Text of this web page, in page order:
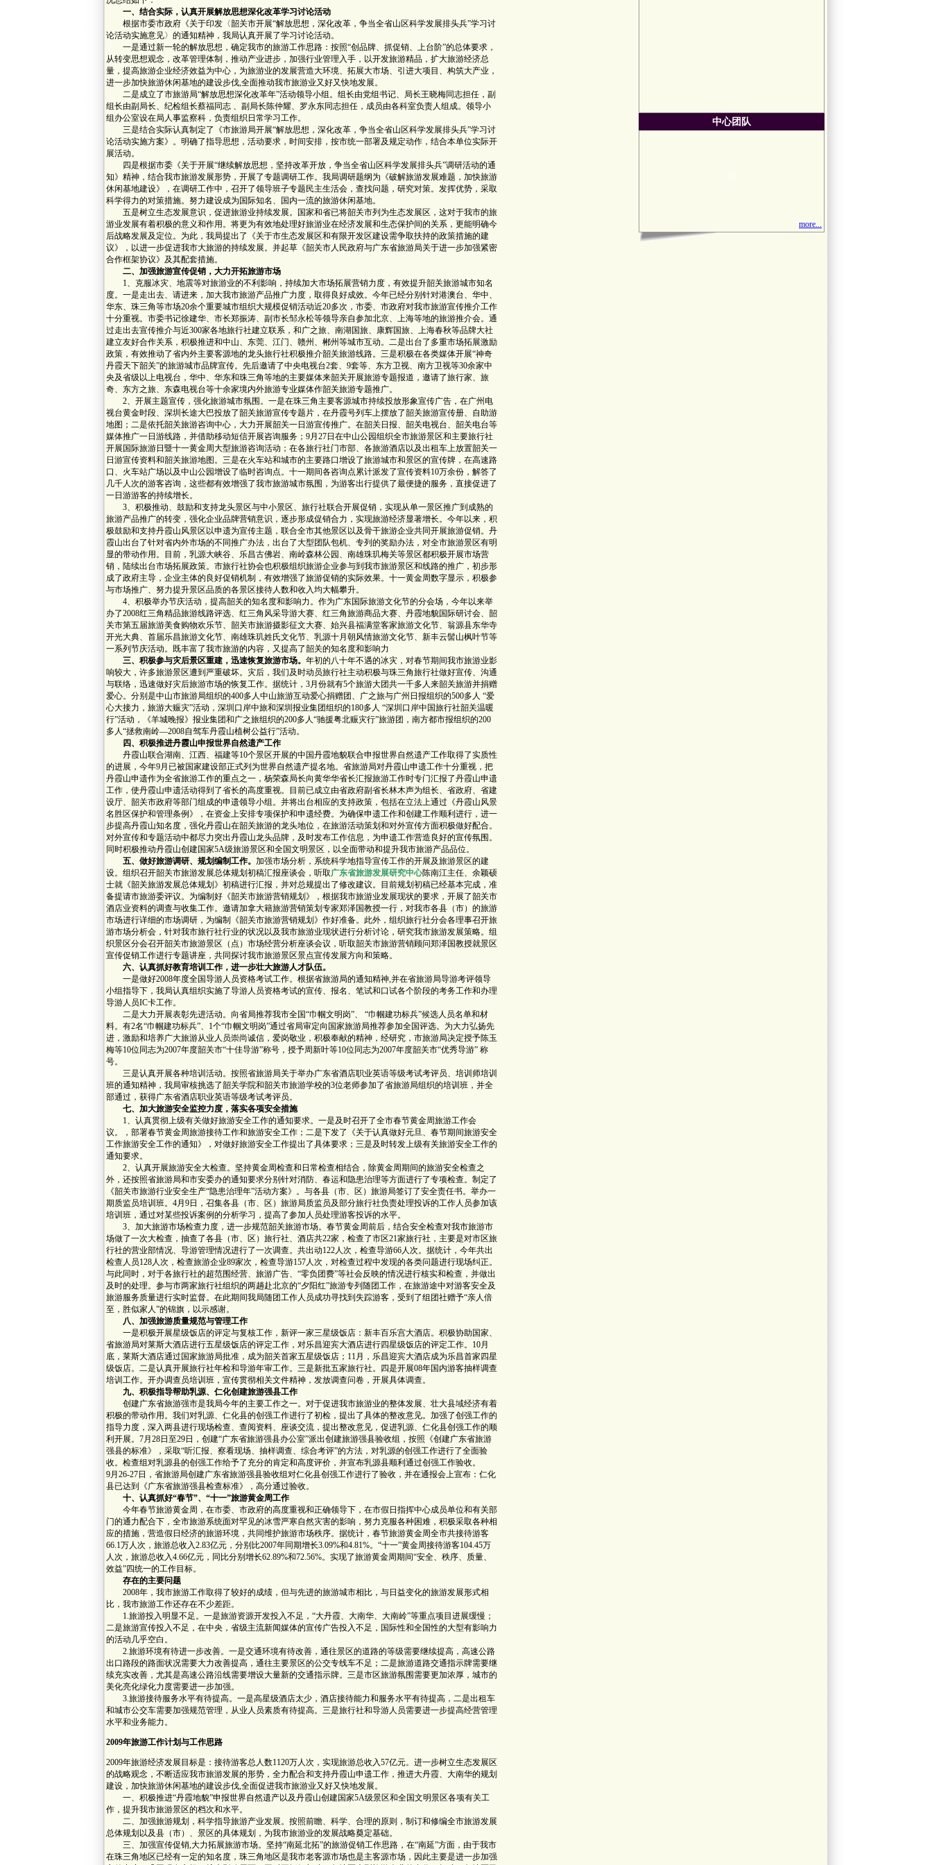
一、结合实际，认真开展解放思想深化改革学习讨论活动
根据市委市政府《关于印发〈韶关市开展“解放思想，深化改革，争当全省山区科学发展排头兵”学习讨
论活动实施意见〉的通知精神，我局认真开展了学习讨论活动。
一是通过新一轮的解放思想，确定我市的旅游工作思路：按照“创品牌、抓促销、上台阶”的总体要求，
从转变思想观念，改革管理体制，推动产业进步，加强行业管理入手，以开发旅游精品，扩大旅游经济总
量，提高旅游企业经济效益为中心，为旅游业的发展营造大环境、拓展大市场、引进大项目、构筑大产业，
进一步加快旅游休闲基地的建设步伐,全面推动我市旅游业又好又快地发展。
二是成立了市旅游局“解放思想深化改革年”活动领导小组。组长由党组书记、局长王晓梅同志担任，副
组长由副局长、纪检组长蔡福同志 、副局长陈仲耀、罗永东同志担任，成员由各科室负责人组成。领导小
组办公室设在局人事监察科，负责组织日常学习工作。
三是结合实际认真制定了《市旅游局开展“解放思想，深化改革，争当全省山区科学发展排头兵”学习讨
论活动实施方案》。明确了指导思想，活动要求，时间安排，按市统一部署及规定动作，结合本单位实际开
展活动。
四是根据市委《关于开展“继续解放思想，坚持改革开放，争当全省山区科学发展排头兵”调研活动的通
知》精神，结合我市旅游发展形势，开展了专题调研工作。我局调研题纲为《破解旅游发展难题，加快旅游
休闲基地建设》，在调研工作中，召开了领导班子专题民主生活会，查找问题，研究对策。发挥优势，采取
科学得力的对策措施。努力建设成为国际知名、国内一流的旅游休闲基地。
五是树立生态发展意识，促进旅游业持续发展。国家和省已将韶关市列为生态发展区，这对于我市的旅
游业发展有着积极的意义和作用。将更为有效地处理好旅游业在经济发展和生态保护间的关系，更能明确今
后战略发展及定位。为此，我局提出了《关于市生态发展区和有限开发区建设需争取扶持的政策措施的建
议》，以进一步促进我市大旅游的持续发展。并起草《韶关市人民政府与广东省旅游局关于进一步加强紧密
合作框架协议》及其配套措施。
二、加强旅游宣传促销，大力开拓旅游市场
1、克服冰灾、地震等对旅游业的不利影响，持续加大市场拓展营销力度，有效提升韶关旅游城市知名
度。一是走出去、请进来，加大我市旅游产品推广力度，取得良好成效。今年已经分别针对港澳台、华中、
华东、珠三角等市场20余个重要城市组织大规模促销活动近20多次，市委、市政府对我市旅游宣传推介工作
十分重视。市委书记徐建华、市长郑振涛、副市长邹永松等领导亲自参加北京、上海等地的旅游推介会。通
过走出去宣传推介与近300家各地旅行社建立联系，和广之旅、南湖国旅、康辉国旅、上海春秋等品牌大社
建立友好合作关系，积极推进和中山、东莞、江门、赣州、郴州等城市互动。二是出台了多重市场拓展激励
政策，有效推动了省内外主要客源地的龙头旅行社积极推介韶关旅游线路。三是积极在各类媒体开展“神奇
丹霞天下韶关”的旅游城市品牌宣传。先后邀请了中央电视台2套、9套等、东方卫视、南方卫视等30余家中
央及省级以上电视台，华中、华东和珠三角等地的主要媒体来韶关开展旅游专题报道，邀请了旅行家、旅
奇、东方之旅、东森电视台等十余家境内外旅游专业媒体作韶关旅游专题推广。
2、开展主题宣传，强化旅游城市氛围。一是在珠三角主要客源城市持续投放形象宣传广告，在广州电
视台黄金时段、深圳长途大巴投放了韶关旅游宣传专题片，在丹霞号列车上摆放了韶关旅游宣传册、自助游
地图；二是依托韶关旅游咨询中心，大力开展韶关一日游宣传推广。在韶关日报、韶关电视台、韶关电台等
媒体推广一日游线路，并借助移动短信开展咨询服务；9月27日在中山公园组织全市旅游景区和主要旅行社
开展国际旅游日暨十一黄金周大型旅游咨询活动；在各旅行社门市部、各旅游酒店以及出租车上放置韶关一
日游宣传资料和韶关旅游地图。三是在火车站和城市的主要路口增设了旅游城市和景区的宣传牌，在高速路
口、火车站广场以及中山公园增设了临时咨询点。十一期间各咨询点累计派发了宣传资料10万余份，解答了
几千人次的游客咨询，这些都有效增强了我市旅游城市氛围，为游客出行提供了最便捷的服务，直接促进了
一日游游客的持续增长。
3、积极推动、鼓励和支持龙头景区与中小景区、旅行社联合开展促销，实现从单一景区推广到成熟的
旅游产品推广的转变，强化企业品牌营销意识，逐步形成促销合力，实现旅游经济显著增长。今年以来，积
极鼓励和支持丹霞山风景区以申遗为宣传主题，联合全市其他景区以及骨干旅游企业共同开展旅游促销。丹
霞山出台了针对省内外市场的不同推广办法，出台了大型团队包机、专列的奖励办法，对全市旅游景区有明
显的带动作用。目前，乳源大峡谷、乐昌古佛岩、南岭森林公园、南雄珠玑梅关等景区都积极开展市场营
销，陆续出台市场拓展政策。市旅行社协会也积极组织旅游企业参与到我市旅游景区和线路的推广，初步形
成了政府主导，企业主体的良好促销机制，有效增强了旅游促销的实际效果。十一黄金周数字显示，积极参
与市场推广、努力提升景区品质的各景区接待人数和收入均大幅攀升。
4、积极举办节庆活动，提高韶关的知名度和影响力。作为广东国际旅游文化节的分会场，今年以来举
办了2008红三角精品旅游线路评选、红三角风采导游大赛、红三角旅游商品大赛、丹霞地貌国际研讨会、韶
关市第五届旅游美食购物欢乐节、韶关市旅游摄影征文大赛、始兴县福满堂客家旅游文化节、翁源县东华寺
开光大典、首届乐昌旅游文化节、南雄珠玑姓氏文化节、乳源十月朝风情旅游文化节、新丰云髻山枫叶节等
一系列节庆活动。既丰富了我市旅游的内容，又提高了韶关的知名度和影响力
三、积极参与灾后景区重建，迅速恢复旅游市场。 年初的八十年不遇的冰灾，对春节期间我市旅游业影
响较大，许多旅游景区遭到严重破坏。灾后，我们及时动员旅行社主动积极与珠三角旅行社做好宣传、沟通
与联络，迅速做好灾后旅游市场的恢复工作。据统计，3月份就有5个旅游大团共一千多人来韶关旅游并捐赠
爱心。分别是中山市旅游局组织的400多人中山旅游互动爱心捐赠团、广之旅与广州日报组织的500多人 “爱
心大接力，旅游大赈灾”活动，深圳口岸中旅和深圳报业集团组织的180多人 “深圳口岸中国旅行社韶关温暖
行”活动，《羊城晚报》报业集团和广之旅组织的200多人“驰援粤北赈灾行”旅游团，南方都市报组织的200
多人“拯救南岭—2008自驾车丹霞山植树公益行”活动。
四、积极推进丹霞山申报世界自然遗产工作
丹霞山联合湖南、江西、福建等10个景区开展的中国丹霞地貌联合申报世界自然遗产工作取得了实质性
的进展，今年9月已被国家建设部正式列为世界自然遗产提名地。省旅游局对丹霞山申遗工作十分重视，把
丹霞山申遗作为全省旅游工作的重点之一，杨荣森局长向黄华华省长汇报旅游工作时专门汇报了丹霞山申遗
工作，使丹霞山申遗活动得到了省长的高度重视。目前已成立由省政府副省长林木声为组长、省政府、省建
设厅、韶关市政府等部门组成的申遗领导小组。并将出台相应的支持政策，包括在立法上通过《丹霞山风景
名胜区保护和管理条例》，在资金上安排专项保护和申遗经费。为确保申遗工作和创建工作顺利进行，进一
步提高丹霞山知名度，强化丹霞山在韶关旅游的龙头地位，在旅游活动策划和对外宣传方面积极做好配合。
对外宣传和专题活动中都尽力突出丹霞山龙头品牌，及时发布工作信息，为申遗工作营造良好的宣传氛围。
同时积极推动丹霞山创建国家5A级旅游景区和全国文明景区，以全面带动和提升我市旅游产品品位。
五、做好旅游调研、规划编制工作。 加强市场分析，系统科学地指导宣传工作的开展及旅游景区的建
设。组织召开韶关市旅游发展总体规划初稿汇报座谈会，听取广东省旅游发展研究中心陈南江主任、余颖硕
士就《韶关旅游发展总体规划》初稿进行汇报，并对总规提出了修改建议。目前规划初稿已经基本完成，准
备提请市旅游委评议。为编制好《韶关市旅游营销规划》，根据我市旅游业发展现状的要求，开展了韶关市
酒店业资料的调查与收集工作。邀请加拿大籍旅游营销策划专家郑泽国教授一行，对我市各县（市）的旅游
市场进行详细的市场调研，为编制《韶关市旅游营销规划》作好准备。此外，组织旅行社分会各理事召开旅
游市场分析会，针对我市旅行社行业的状况以及我市旅游业现状进行分析讨论，研究我市旅游发展策略。组
织景区分会召开韶关市旅游景区（点）市场经营分析座谈会议，听取韶关市旅游营销顾问郑泽国教授就景区
宣传促销工作进行专题讲座，共同探讨我市旅游景区景点宣传发展方向和策略。
六、认真抓好教育培训工作，进一步壮大旅游人才队伍。
一是做好2008年度全国导游人员资格考试工作。根据省旅游局的通知精神,并在省旅游局导游考评领导
小组指导下，我局认真组织实施了导游人员资格考试的宣传、报名、笔试和口试各个阶段的考务工作和办理
导游人员IC卡工作。
二是大力开展表彰先进活动。向省局推荐我市全国“巾帼文明岗”、 “巾帼建功标兵”候选人员名单和材
料。有2名“巾帼建功标兵”、1个“巾帼文明岗”通过省局审定向国家旅游局推荐参加全国评选。为大力弘扬先
进，激励和培养广大旅游从业人员崇尚诚信，爱岗敬业，积极奉献的精神，经研究，市旅游局决定授予陈玉
梅等10位同志为2007年度韶关市“十佳导游”称号，授予周新叶等10位同志为2007年度韶关市“优秀导游” 称
号。
三是认真开展各种培训活动。按照省旅游局关于举办广东省酒店职业英语等级考试考评员、培训师培训
班的通知精神，我局审核挑选了韶关学院和韶关市旅游学校的3位老师参加了省旅游局组织的培训班，并全
部通过，获得广东省酒店职业英语等级考试考评员。
七、加大旅游安全监控力度，落实各项安全措施
1、认真贯彻上级有关做好旅游安全工作的通知要求。一是及时召开了全市春节黄金周旅游工作会
议。，部署春节黄金周旅游接待工作和旅游安全工作；二是下发了《关于认真做好元旦、春节期间旅游安全
工作旅游安全工作的通知》，对做好旅游安全工作提出了具体要求；三是及时转发上级有关旅游安全工作的
通知要求。
2、认真开展旅游安全大检查。坚持黄金周检查和日常检查相结合，除黄金周期间的旅游安全检查之
外，还按照省旅游局和市安委办的通知要求分别针对消防、春运和隐患治理等方面进行了专项检查。制定了
《韶关市旅游行业安全生产“隐患治理年”活动方案》。与各县（市、区）旅游局签订了安全责任书。举办一
期质监员培训班。4月9日，召集各县（市、区）旅游局质监员及部分旅行社负责处理投诉的工作人员参加该
培训班，通过对某些投诉案例的分析学习，提高了参加人员处理游客投诉的水平。
3、加大旅游市场检查力度，进一步规范韶关旅游市场。春节黄金周前后，结合安全检查对我市旅游市
场做了一次大检查，抽查了各县（市、区）旅行社、酒店共22家，检查了市区21家旅行社，主要是对市区旅
行社的营业部情况、导游管理情况进行了一次调查。共出动122人次，检查导游66人次。据统计，今年共出
检查人员128人次，检查旅游企业89家次，检查导游157人次，对检查过程中发现的各类问题进行现场纠正。
与此同时，对于各旅行社的超范围经营、旅游广告、“零负团费”等社会反映的情况进行核实和检查，并做出
及时的处理。参与市两家旅行社组织的两趟赴北京的“夕阳红”旅游专列随团工作，在旅游途中对游客安全及
旅游服务质量进行实时监督。在此期间我局随团工作人员成功寻找到失踪游客，受到了组团社赠予“亲人倍
至，胜似家人”的锦旗，以示感谢。
八、加强旅游质量规范与管理工作
一是积极开展星级饭店的评定与复核工作，新评一家三星级饭店：新丰百乐宫大酒店。积极协助国家、
省旅游局对莱斯大酒店进行五星级饭店的评定工作，对乐昌迎宾大酒店进行四星级饭店的评定工作。10月
底，莱斯大酒店通过国家旅游局批准，成为韶关首家五星级饭店；11月，乐昌迎宾大酒店成为乐昌首家四星
级饭店。二是认真开展旅行社年检和导游年审工作。三是新批五家旅行社。四是开展08年国内游客抽样调查
培训工作。开办调查员培训班，宣传贯彻相关文件精神，发放调查问卷，开展具体调查。
九、积极指导帮助乳源、仁化创建旅游强县工作
创建广东省旅游强市是我局今年的主要工作之一。对于促进我市旅游业的整体发展、壮大县域经济有着
积极的带动作用。我们对乳源、仁化县的创强工作进行了初检，提出了具体的整改意见。加强了创强工作的
指导力度，深入两县进行现场检查、查阅资料、座谈交流，提出整改意见，促进乳源、仁化县创强工作的顺
利开展。7月28日至29日，创建“广东省旅游强县办公室”派出创建旅游强县验收组，按照《创建广东省旅游
强县的标准》，采取“听汇报、察看现场、抽样调查、综合考评”的方法，对乳源的创强工作进行了全面验
收。检查组对乳源县的创强工作给予了充分的肯定和高度评价，并宣布乳源县顺利通过创强工作验收。
9月26-27日，省旅游局创建广东省旅游强县验收组对仁化县创强工作进行了验收，并在通报会上宣布：仁化
县已达到《广东省旅游强县检查标准》，高分通过验收。
十、认真抓好“春节”、“十一”旅游黄金周工作
今年春节旅游黄金周，在市委、市政府的高度重视和正确领导下，在市假日指挥中心成员单位和有关部
门的通力配合下，全市旅游系统面对罕见的冰雪严寒自然灾害的影响，努力克服各种困难，积极采取各种相
应的措施，营造假日经济的旅游环境，共同维护旅游市场秩序。据统计，春节旅游黄金周全市共接待游客
66.1万人次，旅游总收入2.83亿元，分别比2007年同期增长3.09%和4.81%。“十一”黄金周接待游客104.45万
人次，旅游总收入4.66亿元，同比分别增长62.89%和72.56%。实现了旅游黄金周期间“安全、秩序、质量、
效益”四统一的工作目标。
存在的主要问题
2008年，我市旅游工作取得了较好的成绩，但与先进的旅游城市相比，与日益变化的旅游发展形式相
比，我市旅游工作还存在不少差距。
1.旅游投入明显不足。一是旅游资源开发投入不足，“大丹霞、大南华、大南岭”等重点项目进展缓慢；
二是旅游宣传投入不足，在中央，省级主流新闻媒体的宣传广告投入不足，国际性和全国性的大型有影响力
的活动几乎空白。
2.旅游环境有待进一步改善。一是交通环境有待改善，通往景区的道路的等级需要继续提高，高速公路
出口路段的路面状况需要大力改善提高，通往主要景区的公交专线车不足；二是旅游道路交通指示牌需要继
续充实改善，尤其是高速公路沿线需要增设大量新的交通指示牌。三是市区旅游氛围需要更加浓厚，城市的
美化亮化绿化力度需要进一步加强。
3.旅游接待服务水平有待提高。一是高星级酒店太少，酒店接待能力和服务水平有待提高，二是出租车
和城市公交车需要加强规范管理，从业人员素质有待提高。三是旅行社和导游人员需要进一步提高经营管理
水平和业务能力。
2009年旅游工作计划与工作思路
2009年旅游经济发展目标是：接待游客总人数1120万人次，实现旅游总收入57亿元。进一步树立生态发展区
的战略观念，不断适应我市旅游发展的形势，全力配合和支持丹霞山申遗工作，推进大丹霞、大南华的规划
建设，加快旅游休闲基地的建设步伐,全面促进我市旅游业又好又快地发展。
一、积极推进“丹霞地貌”申报世界自然遗产以及丹霞山创建国家5A级景区和全国文明景区各项有关工
作，提升我市旅游景区的档次和水平。
二、加强旅游规划，科学指导旅游产业发展。按照前瞻、科学、合理的原则，制订和修编全市旅游发展
总体规划以及县（市）、景区的具体规划，为我市旅游业的发展战略奠定基础。
三、加强宣传促销,大力拓展旅游市场。坚持“南延北拓”的旅游促销工作思路，在“南延”方面，由于我市
在珠三角地区已经有一定的知名度，珠三角地区是我市老客源市场也是主客源市场，因此主要是进一步加强
中心团队
more...